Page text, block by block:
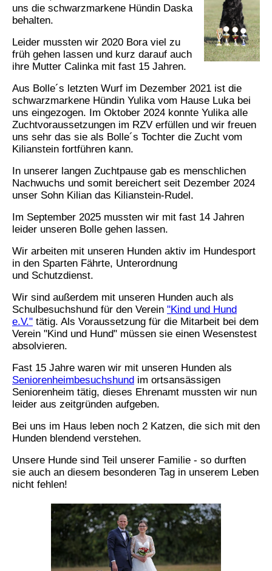
uns die schwarzmarkene Hündin Daska
behalten.
Leider mussten wir 2020 Bora viel zu
früh gehen lassen und kurz darauf auch
ihre Mutter Calinka mit fast 15 Jahren.
Aus Bolle´s letzten Wurf im Dezember 2021 ist die
schwarzmarkene Hündin Yulika vom Hause Luka bei
uns eingezogen. Im Oktober 2024 konnte Yulika alle
Zuchtvoraussetzungen im RZV erfüllen und wir freuen
uns sehr das sie als Bolle´s Tochter die Zucht vom
Kilianstein fortführen kann.
In unserer langen Zuchtpause gab es menschlichen
Nachwuchs und somit bereichert seit Dezember 2024
unser Sohn Kilian das Kilianstein-Rudel.
Im September 2025 mussten wir mit fast 14 Jahren
leider unseren Bolle gehen lassen.
Wir arbeiten mit unseren Hunden aktiv im Hundesport
in den Sparten Fährte, Unterordnung
und Schutzdienst.
Wir sind außerdem mit unseren Hunden auch als
Schulbesuchshund für den Verein "Kind und Hund
e.V." tätig. Als Voraussetzung für die Mitarbeit bei dem
Verein "Kind und Hund" müssen sie einen Wesenstest
absolvieren.
Fast 15 Jahre waren wir mit unseren Hunden als
Seniorenheimbesuchshund im ortsansässigen
Seniorenheim tätig, dieses Ehrenamt mussten wir nun
leider aus zeitgründen aufgeben.
Bei uns im Haus leben noch 2 Katzen, die sich mit den
Hunden blendend verstehen.
Unsere Hunde sind Teil unserer Familie - so durften
sie auch an diesem besonderen Tag in unserem Leben
nicht fehlen!